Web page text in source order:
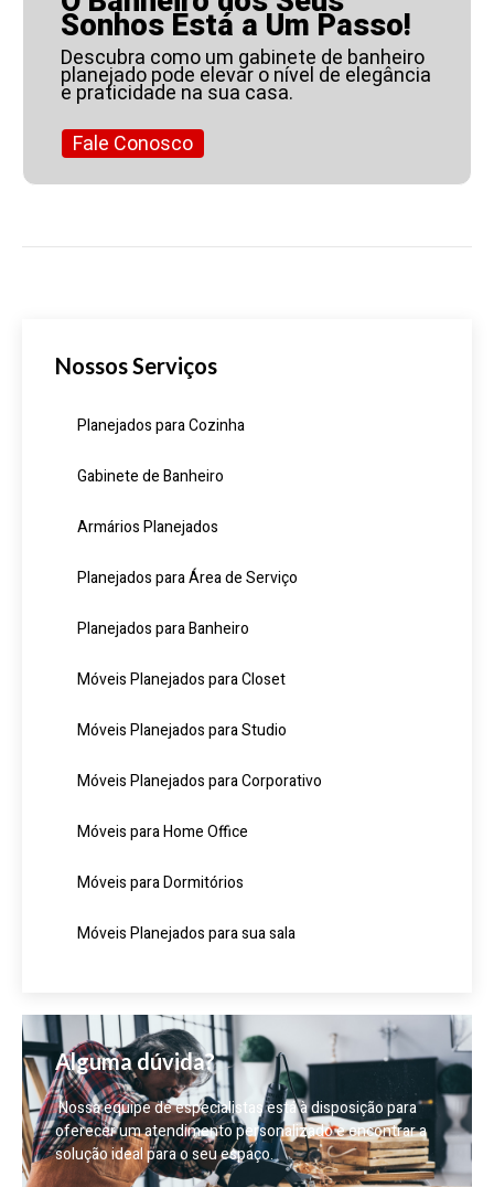
Sonhos Está a Um Passo!
Descubra como um gabinete de banheiro
planejado pode elevar o nível de elegância
e praticidade na sua casa.
Fale Conosco
Nossos Serviços
Planejados para Cozinha
Gabinete de Banheiro
Armários Planejados
Planejados para Área de Serviço
Planejados para Banheiro
Móveis Planejados para Closet
Móveis Planejados para Studio
Móveis Planejados para Corporativo
Móveis para Home Office
Móveis para Dormitórios
Móveis Planejados para sua sala
Alguma dúvida?
Nossa equipe de especialistas está à disposição para
oferecer um atendimento personalizado e encontrar a
solução ideal para o seu espaço.